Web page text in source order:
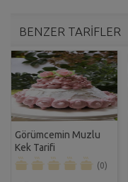
BENZER TARİFLER
Görümcemin Muzlu
Kek Tarifi
(0)